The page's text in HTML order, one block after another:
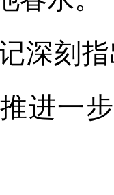
深刻指
进一